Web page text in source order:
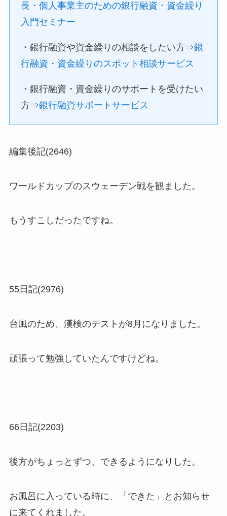
長・個人事業主のための銀行融資・資金繰り
入門セミナー
・銀行融資や資金繰りの相談をしたい方⇒銀
行融資・資金繰りのスポット相談サービス
・銀行融資・資金繰りのサポートを受けたい
方⇒銀行融資サポートサービス
編集後記(2646)
ワールドカップのスウェーデン戦を観ました。
もうすこしだったですね。
55日記(2976)
台風のため、漢検のテストが8月になりました。
頑張って勉強していたんですけどね。
66日記(2203)
後方がちょっとずつ、できるようになりした。
お風呂に入っている時に、「できた」とお知らせ
に来てくれました。